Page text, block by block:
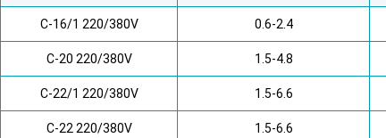
C-16/1 220/380V 0.6-2.4
C-20 220/380V 1.5-4.8
C-22/1 220/380V 1.5-6.6
C-22 220/380V 1.5-6.6